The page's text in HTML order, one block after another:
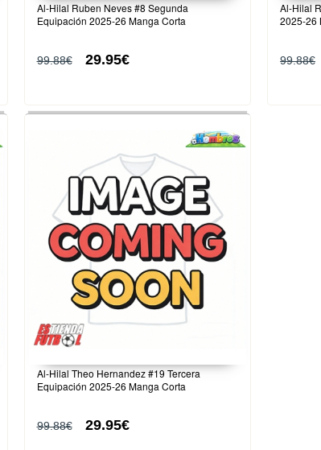
Al-Hilal Ruben Neves #8 Segunda
Equipación 2025-26 Manga Corta
99.88€ 29.95€
Al-Hilal
2025-26
99.88€
Al-Hilal Theo Hernandez #19 Tercera
Equipación 2025-26 Manga Corta
99.88€ 29.95€